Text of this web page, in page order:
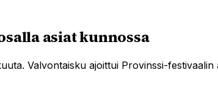
asiat kunnossa
Valvontaisku ajoittui Provinssi-